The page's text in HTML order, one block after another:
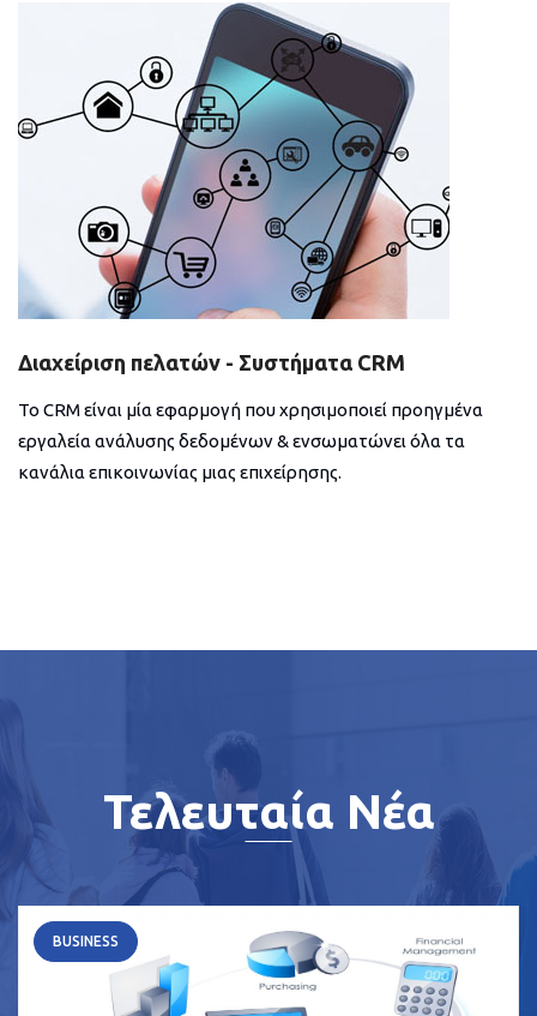
Διαχείριση πελατών - Συστήματα CRM
Το CRM είναι μία εφαρμογή που χρησιμοποιεί προηγμένα
εργαλεία ανάλυσης δεδομένων & ενσωματώνει όλα τα
κανάλια επικοινωνίας μιας επιχείρησης.
Τελευταία Νέα
BUSINESS